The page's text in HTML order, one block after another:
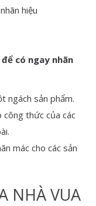
hiệu
có ngay nhãn
ngách sản phẩm.
công thức của các
mác cho các sản
NHÀ VUA